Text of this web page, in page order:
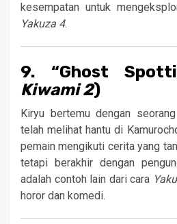
kesempatan untuk
Yakuza 4.
9. “Ghost
Kiwami 2)
Kiryu bertemu dengan
telah melihat hantu di
pemain mengikuti cerita yang
tetapi berakhir dengan
adalah contoh lain dari cara
horor dan komedi.